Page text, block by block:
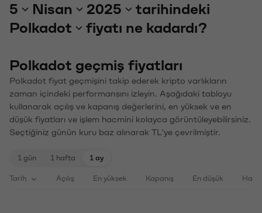
5 Nisan 2025
tarihindeki
Polkadot
fiyatı ne kadardı?
Polkadot geçmiş fiyatları
Polkadot fiyat geçmişini takip ederek kripto varlıkların
zaman içindeki performansını izleyin. Aşağıdaki tabloyu
kullanarak açılış ve kapanış değerlerini, en yüksek ve en
düşük fiyatları ve işlem hacmini kolayca görüntüleyebilirsiniz.
Seçtiğiniz günün kuru baz alınarak TL'ye çevrilmiştir.
1 gün 1 hafta 1 ay
Tarih Açılış En yüksek Kapanış En düşük